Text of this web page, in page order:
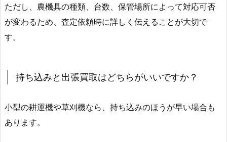
ただし、農機具の種類、台数、保管場所によって対応可否
が変わるため、査定依頼時に詳しく伝えることが大切で
す。
持ち込みと出張買取はどちらがいいですか？
小型の耕運機や草刈機なら、持ち込みのほうが早い場合も
あります。